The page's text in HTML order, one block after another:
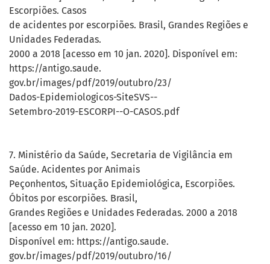
Escorpiões. Casos
de acidentes por escorpiões. Brasil, Grandes Regiões e
Unidades Federadas.
2000 a 2018 [acesso em 10 jan. 2020]. Disponível em:
https://antigo.saude.
gov.br/images/pdf/2019/outubro/23/
Dados-Epidemiologicos-SiteSVS--
Setembro-2019-ESCORPI--O-CASOS.pdf
7. Ministério da Saúde, Secretaria de Vigilância em
Saúde. Acidentes por Animais
Peçonhentos, Situação Epidemiológica, Escorpiões.
Óbitos por escorpiões. Brasil,
Grandes Regiões e Unidades Federadas. 2000 a 2018
[acesso em 10 jan. 2020].
Disponível em: https://antigo.saude.
gov.br/images/pdf/2019/outubro/16/